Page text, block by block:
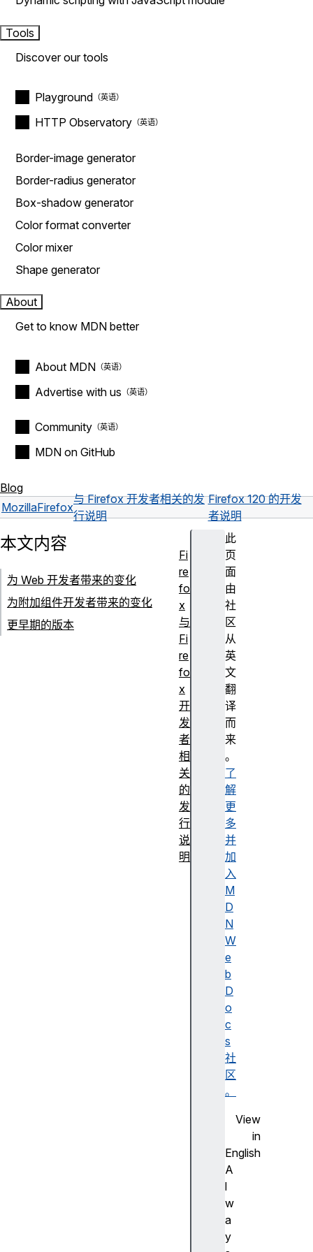
Tools
Discover our tools
Playground
HTTP Observatory
Border-image generator
Border-radius generator
Box-shadow generator
Color format converter
Color mixer
Shape generator
About
Get to know MDN better
About MDN
Advertise with us
Community
MDN on GitHub
Blog
MozillaFirefox
与 Firefox 开发者相关的发
行说明
Firefox 120 的开发
者说明
此
页
面
由
社
区
从
英
文
翻
译
而
来
。
了
解
更
多
并
加
入
M
D
N
W
e
b
D
o
c
s
社
区
。
View
in
English
A
l
w
a
y
本文内容
为 Web 开发者带来的变化
为附加组件开发者带来的变化
更早期的版本
Fi
re
fo
x
与
Fi
re
fo
x
开
发
者
相
关
的
发
行
说
明